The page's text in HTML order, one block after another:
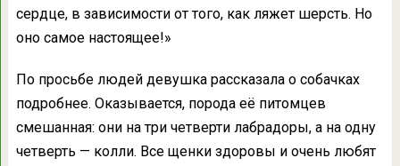
сердце, в зависимости от того, как ляжет шерсть. Но
оно самое настоящее!»
По просьбе людей девушка рассказала о собачках
подробнее. Оказывается, порода её питомцев
смешанная: они на три четверти лабрадоры, а на одну
четверть — колли. Все щенки здоровы и очень любят